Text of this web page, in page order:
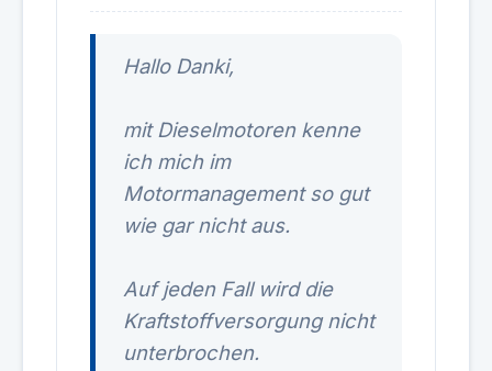
Hallo Danki,
mit Dieselmotoren kenne
ich mich im
Motormanagement so gut
wie gar nicht aus.
Auf jeden Fall wird die
Kraftstoffversorgung nicht
unterbrochen.